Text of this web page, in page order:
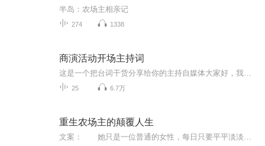
半岛：农场主相亲记
274 1338
商演活动开场主持词
25 6.7万
重生农场主的颠覆人生